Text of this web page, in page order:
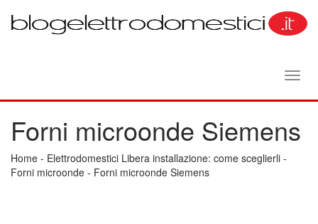
Forni microonde Siemens
Home - Elettrodomestici Libera installazione: come sceglierli -
Forni microonde - Forni microonde Siemens